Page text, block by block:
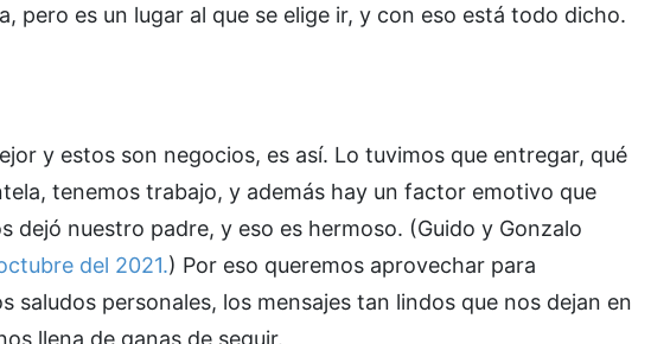
pero es un lugar al que se elige ir, y con eso está todo dicho.
y estos son negocios, es así. Lo tuvimos que entregar, qué
tenemos trabajo, y además hay un factor emotivo que
nuestro padre, y eso es hermoso. (Guido y Gonzalo
del 2021.) Por eso queremos aprovechar para
personales, los mensajes tan lindos que nos dejan en
llena de ganas de seguir.